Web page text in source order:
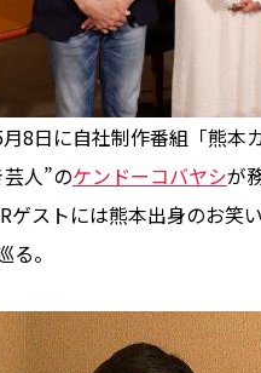
8日に自社制作番組「熊本
人”のケンドーコバヤシが
ゲストには熊本出身のお笑
。